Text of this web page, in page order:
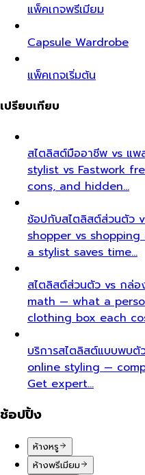
แพ็คเกจพรีเมียม
Capsule Wardrobe
แพ็คเกจเริ่มต้น
เปรียบเทียบ
สไตลิสต์มืออาชีพ vs แ
stylist vs Fastwork
cons, and hidden…
ช้อปกับสไตลิสต์ส่วนตัว
shopper vs
a stylist saves time…
สไตลิสต์ส่วนตัว vs กล่อ
math — what a
clothing box each
บริการสไตลิสต์แบบพบตั
online styling —
Get expert…
ช้อปปิ้ง
ห้างหรู
ห้างพรีเมียม